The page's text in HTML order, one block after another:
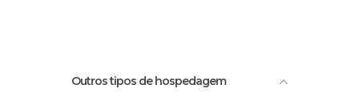
Outros tipos de hospedagem